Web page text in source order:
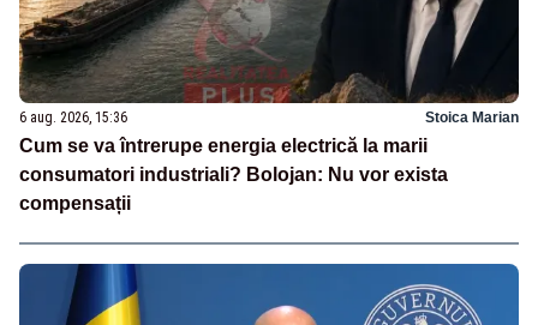
6 aug. 2026, 15:36 Stoica Marian
Cum se va întrerupe energia electrică la marii
consumatori industriali? Bolojan: Nu vor exista
compensații